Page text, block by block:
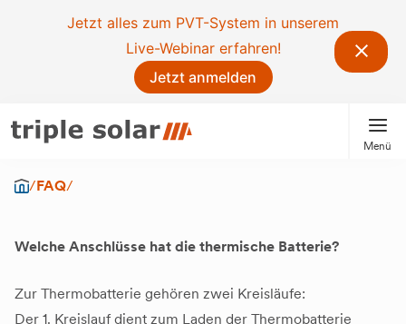
Jetzt alles zum PVT-System in unserem
Live-Webinar erfahren!
Jetzt anmelden
Menü
/FAQ/
Welche Anschlüsse hat die thermische Batterie?
Zur Thermobatterie gehören zwei Kreisläufe:
Der 1. Kreislauf dient zum Laden der Thermobatterie